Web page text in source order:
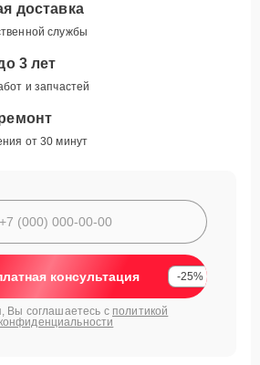
доставка
службы
3 лет
и запчастей
от 30 минут
консультация -25%
Вы соглашаетесь с политикой
конфиденциальности